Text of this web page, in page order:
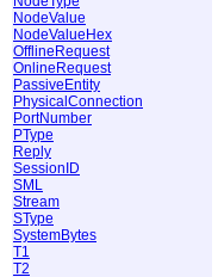
NodeValue
NodeValueHex
OfflineRequest
OnlineRequest
PassiveEntity
PhysicalConnection
PortNumber
PType
Reply
SessionID
SML
Stream
SType
SystemBytes
T1
T2